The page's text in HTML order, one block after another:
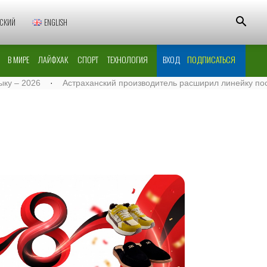
ENGLISH
В МИРЕ ЛАЙФХАК СПОРТ ТЕХНОЛОГИЯ ВХОД ПОДПИСАТЬСЯ
· Астраханский производитель расширил линейку поставок